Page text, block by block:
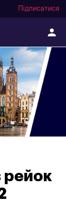
Підписатися
рейок